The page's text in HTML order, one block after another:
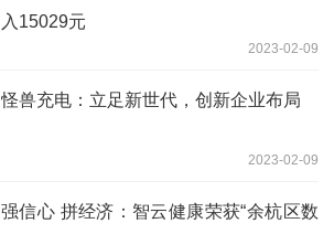
入15029元
2023-02-09
怪兽充电：立足新世代，创新企业布局
2023-02-09
强信心 拼经济：智云健康荣获“余杭区数